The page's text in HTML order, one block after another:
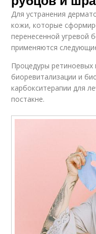
Для устранения
кожи, которые
перенесенной угревой
применяются
Процедуры ретиноевых
биоревитализации и
карбокситерапии для
постакне.